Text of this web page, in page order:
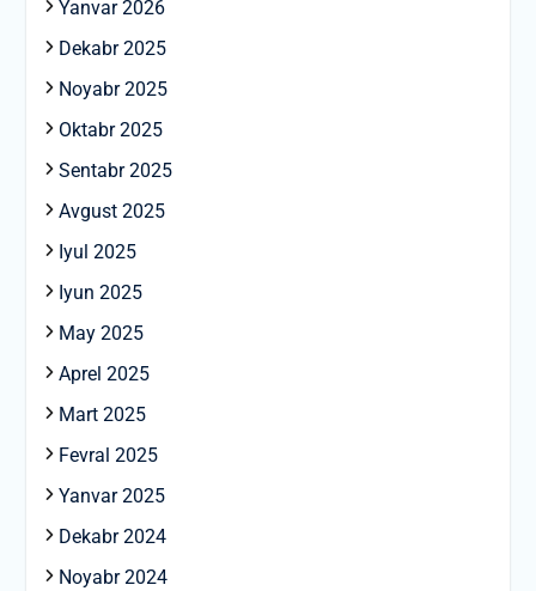
Yanvar 2026
Dekabr 2025
Noyabr 2025
Oktabr 2025
Sentabr 2025
Avgust 2025
Iyul 2025
Iyun 2025
May 2025
Aprel 2025
Mart 2025
Fevral 2025
Yanvar 2025
Dekabr 2024
Noyabr 2024